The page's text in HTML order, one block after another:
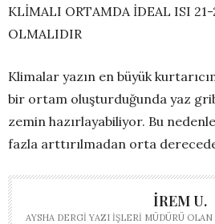
KLİMALI ORTAMDA İDEAL ISI 21-
OLMALIDIR
Klimalar yazın en büyük
bir ortam oluşturduğunda yaz
zemin hazırlayabiliyor. Bu nedenle
fazla arttırılmadan orta
İREM U.
AYSHA DERGI YAZI İŞLERI MÜDÜRÜ